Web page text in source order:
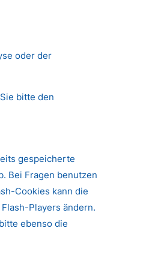
oder der
bitte den
gespeicherte
Bei Fragen benutzen
Cookies kann die
Players ändern.
ebenso die